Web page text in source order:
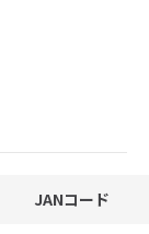
JANコード